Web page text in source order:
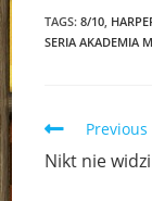
TAGS:8/10
SERIA AKADEMIA
Read
articles
Previous
Nikt nie